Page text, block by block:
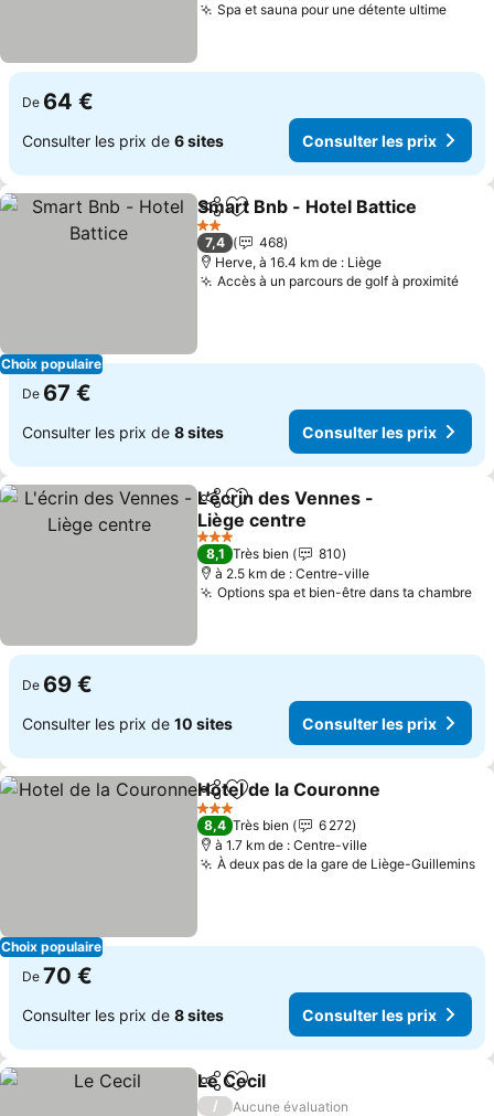
Spa et sauna pour une détente ultime
De 64 €
Consulter les prix de 6 sites Consulter les prix
Choix populaire
PartagerAjouter à mes favoris
Smart Bnb - Hotel Battice
2 Étoiles
7,4
468
Herve, à 16.4 km de : Liège
Accès à un parcours de golf à proximité
De 67 €
Consulter les prix de 8 sites Consulter les prix
PartagerAjouter à mes favoris
L'écrin des Vennes -
Liège centre
3 Étoiles
8,1 Très bien
810
à 2.5 km de : Centre-ville
Options spa et bien-être dans ta chambre
De 69 €
Consulter les prix de 10 sites Consulter les prix
Choix populaire
PartagerAjouter à mes favoris
Hotel de la Couronne
3 Étoiles
8,4 Très bien
6 272
à 1.7 km de : Centre-ville
À deux pas de la gare de Liège-Guillemins
De 70 €
Consulter les prix de 8 sites Consulter les prix
PartagerAjouter à mes favoris
Le Cecil
/ Aucune évaluation